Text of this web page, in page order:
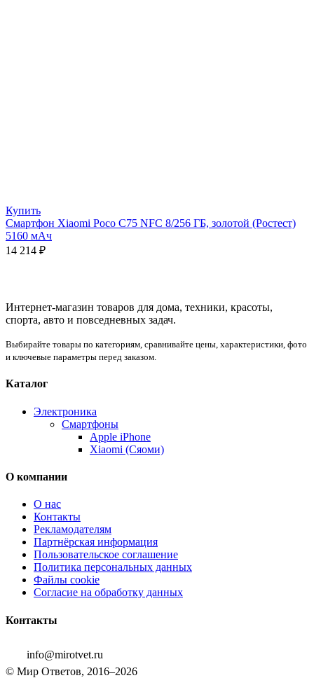
Купить
Смартфон Xiaomi Poco C75 NFC 8/256 ГБ, золотой (Ростест)
5160 мАч
14 214 ₽
Интернет-магазин товаров для дома, техники, красоты,
спорта, авто и повседневных задач.
Выбирайте товары по категориям, сравнивайте цены, характеристики, фото
и ключевые параметры перед заказом.
Каталог
Электроника
Смартфоны
Apple iPhone
Xiaomi (Сяоми)
О компании
О нас
Контакты
Рекламодателям
Партнёрская информация
Пользовательское соглашение
Политика персональных данных
Файлы cookie
Согласие на обработку данных
Контакты
info@mirotvet.ru
© Мир Ответов, 2016–2026